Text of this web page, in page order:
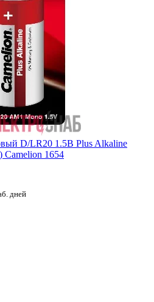
D/LR20 1.5В Plus Alkaline
Camelion 1654
дней